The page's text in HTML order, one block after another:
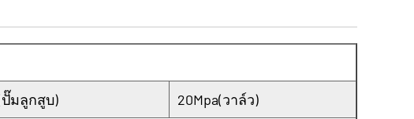
ปั๊มลูกสูบ) 20Mpa(วาล์ว)